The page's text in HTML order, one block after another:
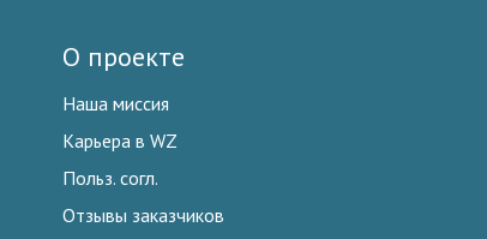
О проекте
Наша миссия
Карьера в WZ
Польз. согл.
Отзывы заказчиков